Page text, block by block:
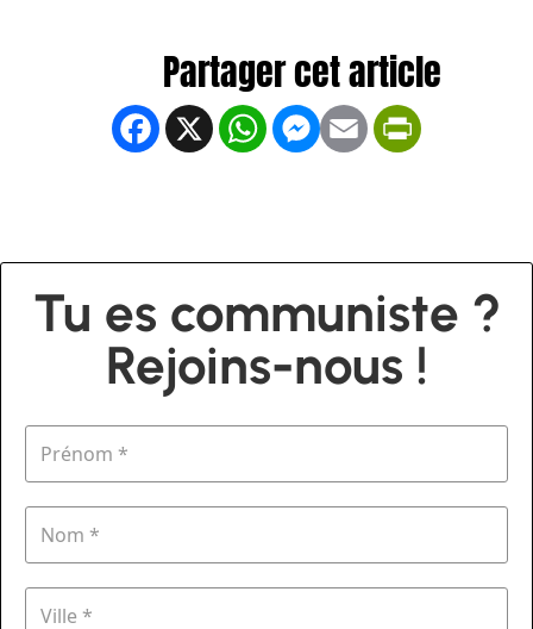
Facebook
X WhatsApp
Messenger
Email
Tu es communiste ?
Rejoins-nous !